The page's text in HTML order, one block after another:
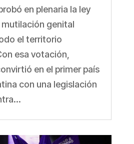
en plenaria la ley
mutilación genital
el territorio
esa votación,
en el primer país
con una legislación